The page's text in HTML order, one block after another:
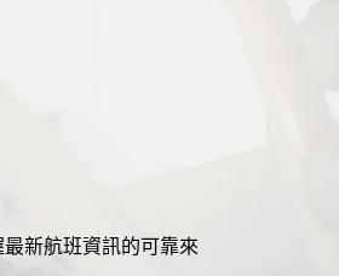
新航班資訊的可靠來